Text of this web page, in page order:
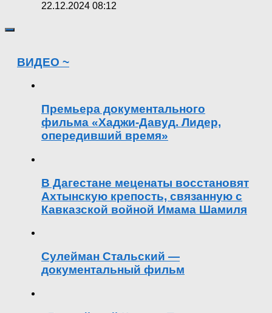
22.12.2024 08:12
ВИДЕО ~
Премьера документального
фильма «Хаджи-Давуд. Лидер,
опередивший время»
В Дагестане меценаты восстановят
Ахтынскую крепость, связанную с
Кавказской войной Имама Шамиля
Сулейман Стальский —
документальный фильм